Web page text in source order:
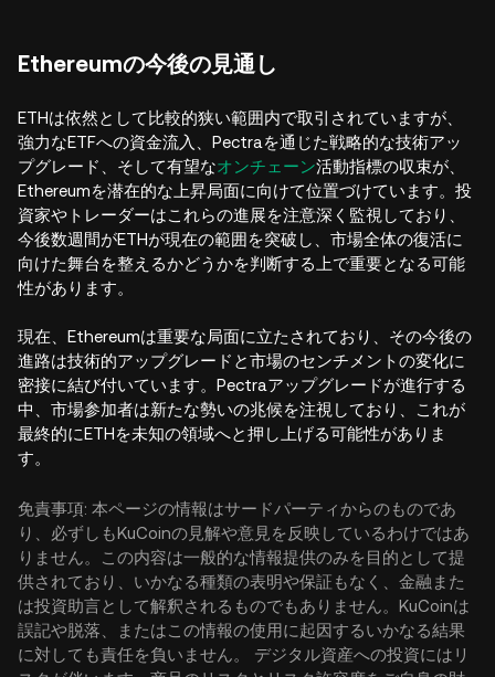
Ethereumの今後の見通し
ETHは依然として比較的狭い範囲内で取引されていますが、
強力なETFへの資金流入、Pectraを通じた戦略的な技術アッ
プグレード、そして有望なオンチェーン活動指標の収束が、
Ethereumを潜在的な上昇局面に向けて位置づけています。投
資家やトレーダーはこれらの進展を注意深く監視しており、
今後数週間がETHが現在の範囲を突破し、市場全体の復活に
向けた舞台を整えるかどうかを判断する上で重要となる可能
性があります。
現在、Ethereumは重要な局面に立たされており、その今後の
進路は技術的アップグレードと市場のセンチメントの変化に
密接に結び付いています。Pectraアップグレードが進行する
中、市場参加者は新たな勢いの兆候を注視しており、これが
最終的にETHを未知の領域へと押し上げる可能性がありま
す。
免責事項: 本ページの情報はサードパーティからのものであ
り、必ずしもKuCoinの見解や意見を反映しているわけではあ
りません。この内容は一般的な情報提供のみを目的として提
供されており、いかなる種類の表明や保証もなく、金融また
は投資助言として解釈されるものでもありません。KuCoinは
誤記や脱落、またはこの情報の使用に起因するいかなる結果
に対しても責任を負いません。 デジタル資産への投資にはリ